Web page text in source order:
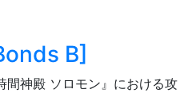
B]
間神殿 ソロモン』における攻